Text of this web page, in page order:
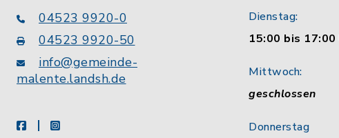
04523 9920-0
04523 9920-50
info@gemeinde-
malente.landsh.de
facebookinstagram
Dienstag:
15:00 bis 17:00
Mittwoch:
geschlossen
Donnerstag